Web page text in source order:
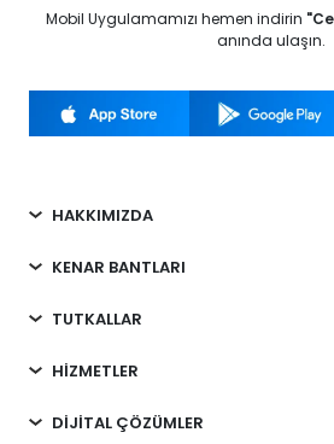
Mobil Uygulamamızı hemen indirin
anında ulaşın.
HAKKIMIZDA
KENAR BANTLARI
TUTKALLAR
HİZMETLER
DİJİTAL ÇÖZÜMLER